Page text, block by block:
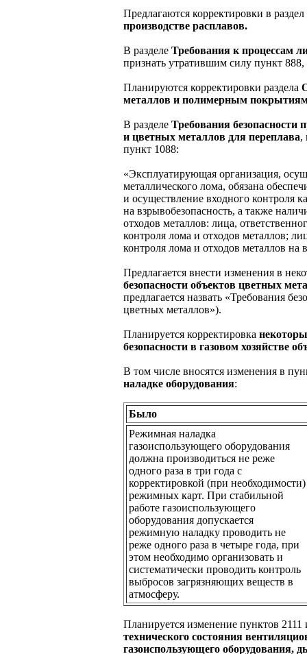
Предлагаются корректировки в раздел
производстве расплавов.
В разделе Требования к процессам
признать утратившим силу пункт
Планируются корректировки раздела
металлов и полимерным
В разделе Требования безопасности
и цветных металлов для переплава,
пункт 1088:
«Эксплуатирующая организация,
металлического лома, обязана
и осуществление входного контроля
на взрывобезопасность, а также
отходов металлов: лица,
контроля лома и отходов металлов;
контроля лома и отходов металлов на
Предлагается внести изменения в
безопасности объектов цветных
предлагается назвать «Требования
цветных металлов»).
Планируется корректировка
безопасности в газовом хозяйстве
В том числе вносятся изменения в
наладке оборудования:
Было
Режимная наладка
газоиспользующего оборудования
должна производиться не реже
одного раза в три года с
корректировкой (при необходимости)
режимных карт. При стабильной
работе газоиспользующего
оборудования допускается
режимную наладку проводить не
реже одного раза в четыре года, при
этом необходимо организовать и
систематически проводить контроль
выбросов загрязняющих веществ в
атмосферу.
Планируется изменение пунктов
технического состояния
газоиспользующего оборудования,